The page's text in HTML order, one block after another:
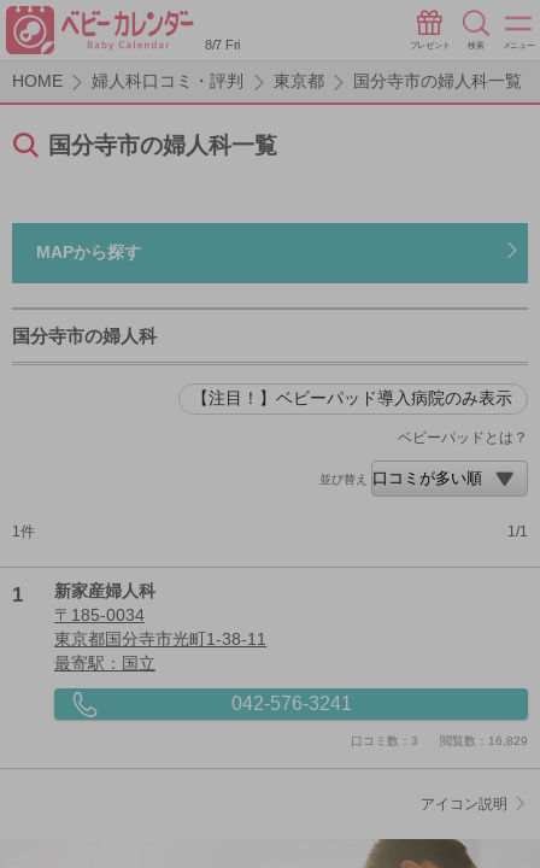
8/7 Fri プレゼント 検索 メニュー
HOME 婦人科口コミ・評判 東京都 国分寺市の婦人科一覧
国分寺市の婦人科一覧
MAPから探す
国分寺市の婦人科
【注目！】ベビーパッド導入病院のみ表示
ベビーパッドとは？
並び替え
1件 1/1
1
新家産婦人科
〒185-0034
東京都国分寺市光町1-38-11
最寄駅：国立
042-576-3241
口コミ数：3 閲覧数：16,829
アイコン説明